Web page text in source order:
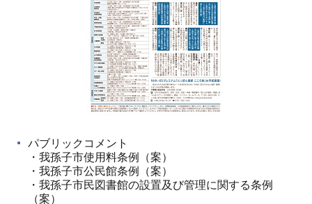
パブリックコメント
・我孫子市使用料条例（案）
・我孫子市公民館条例（案）
・我孫子市民図書館の設置及び管理に関する条例
（案）